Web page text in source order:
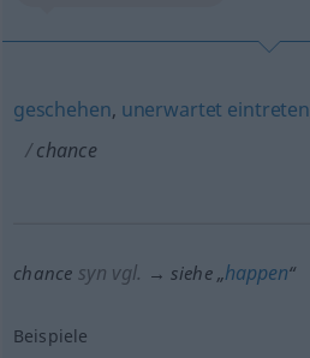
geschehen, unerwartet eintreten
chance
chance syn vgl. → siehe „happen“
Beispiele